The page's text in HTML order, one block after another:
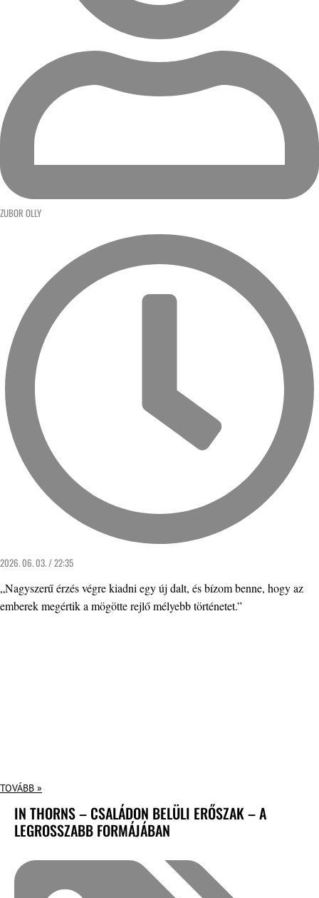
ZUBOR OLLY
2026. 06. 03. / 22:35
„Nagyszerű érzés végre kiadni egy új dalt, és bízom benne, hogy az
emberek megértik a mögötte rejlő mélyebb történetet.”
TOVÁBB »
IN THORNS – CSALÁDON BELÜLI ERŐSZAK – A
LEGROSSZABB FORMÁJÁBAN